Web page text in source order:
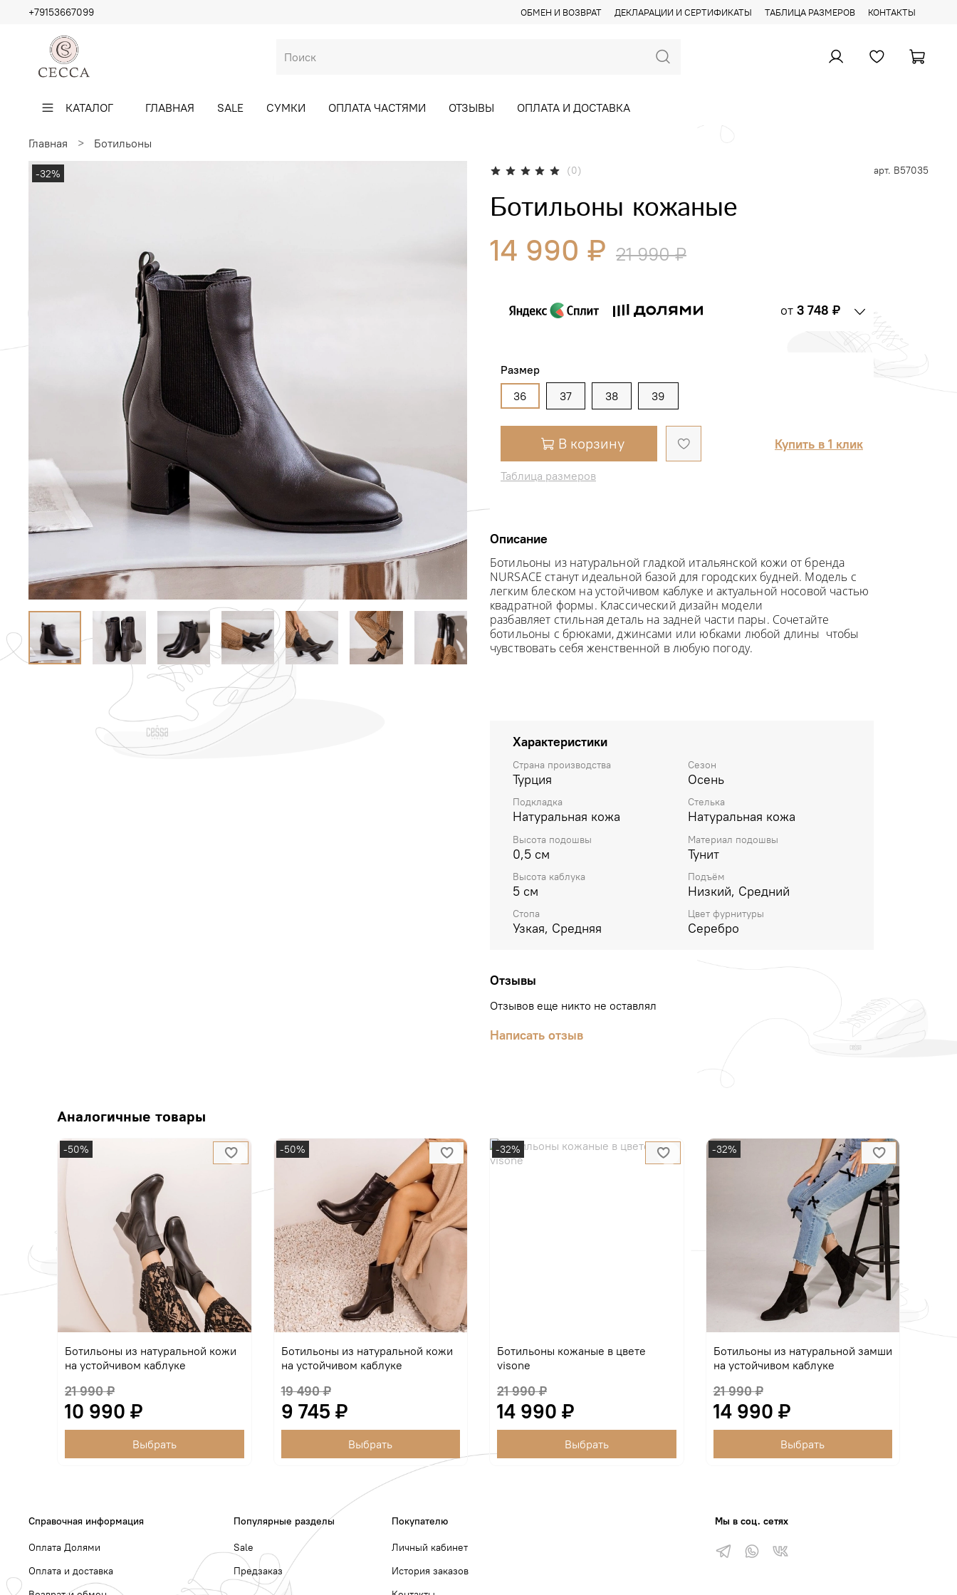
ОБМЕН И ВОЗВРАТ ДЕКЛАРАЦИИ И СЕРТИФИКАТЫ ТАБЛИЦА РАЗМЕРОВ КОНТАКТЫ
+79153667099
КАТАЛОГ ГЛАВНАЯ SALE СУМКИ ОПЛАТА ЧАСТЯМИ ОТЗЫВЫ ОПЛАТА И ДОСТАВКА
Главная Ботильоны
-32% (0) арт. B57035
Ботильоны кожаные
14 990 ₽ 21 990 ₽
от 3 748 ₽
Размер
36
37 38 39
В корзину Купить в 1 клик
Таблица размеров
Описание
Ботильоны из натуральной гладкой итальянской кожи от бренда
NURSACE станут идеальной базой для городских будней. Модель с
легким блеском на устойчивом каблуке и актуальной носовой частью
квадратной формы. Классический дизайн модели
разбавляет стильная деталь на задней части пары. Сочетайте
ботильоны с брюками, джинсами или юбками любой длины чтобы
чувствовать себя женственной в любую погоду.
Характеристики
Страна производства
Турция
Сезон
Осень
Подкладка
Натуральная кожа
Стелька
Натуральная кожа
Высота подошвы
0,5 см
Материал подошвы
Тунит
Высота каблука
5 см
Подъём
Низкий, Средний
Стопа
Узкая, Средняя
Цвет фурнитуры
Серебро
Отзывы
Отзывов еще никто не оставлял
Написать отзыв
Аналогичные товары
-50%
Ботильоны из натуральной кожи
на устойчивом каблуке
21 990 ₽
10 990 ₽
Выбрать
-50%
Ботильоны из натуральной кожи
на устойчивом каблуке
19 490 ₽
9 745 ₽
Выбрать
-32%
Ботильоны кожаные в цвете
visone
21 990 ₽
14 990 ₽
Выбрать
-32%
Ботильоны из натуральной замши
на устойчивом каблуке
21 990 ₽
14 990 ₽
Выбрать
Справочная информация
Оплата Долями
Оплата и доставка
Популярные разделы
Sale
Предзаказ
Покупателю
Личный кабинет
История заказов
Мы в соц. сетях